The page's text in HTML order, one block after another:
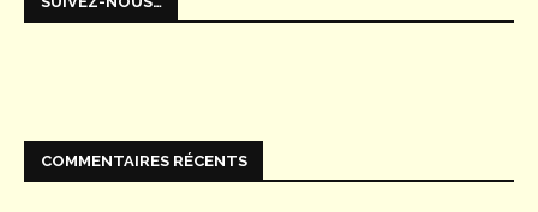
COMMENTAIRES RÉCENTS